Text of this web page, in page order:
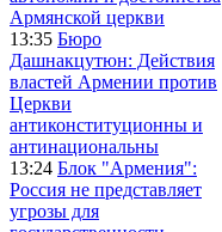
Армянской церкви
13:35 Бюро
Дашнакцутюн: Действия
властей Армении против
Церкви
антиконституционны и
антинациональны
13:24 Блок "Армения":
Россия не представляет
угрозы для